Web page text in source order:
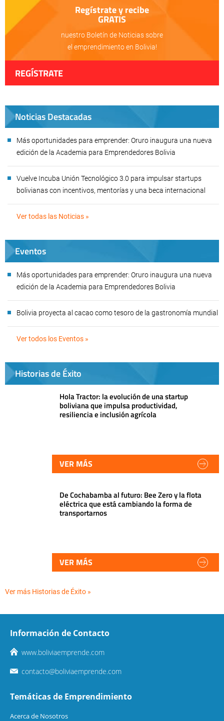
Regístrate y recibe
GRATIS
nuestro Boletín de Noticias sobre
el emprendimiento en Bolivia!
REGÍSTRATE
Noticias Destacadas
Más oportunidades para emprender: Oruro inaugura una nueva
edición de la Academia para Emprendedores Bolivia
Vuelve Incuba Unión Tecnológico 3.0 para impulsar startups
bolivianas con incentivos, mentorías y una beca internacional
Ver todas las Noticias »
Eventos
Más oportunidades para emprender: Oruro inaugura una nueva
edición de la Academia para Emprendedores Bolivia
Bolivia proyecta al cacao como tesoro de la gastronomía mundial
Ver todos los Eventos »
Historias de Éxito
Hola Tractor: la evolución de una startup
boliviana que impulsa productividad,
resiliencia e inclusión agrícola
VER MÁS
De Cochabamba al futuro: Bee Zero y la flota
eléctrica que está cambiando la forma de
transportarnos
VER MÁS
Ver más Historias de Éxito »
Información de Contacto
www.boliviaemprende.com
contacto@boliviaemprende.com
Temáticas de Emprendimiento
Acerca de Nosotros